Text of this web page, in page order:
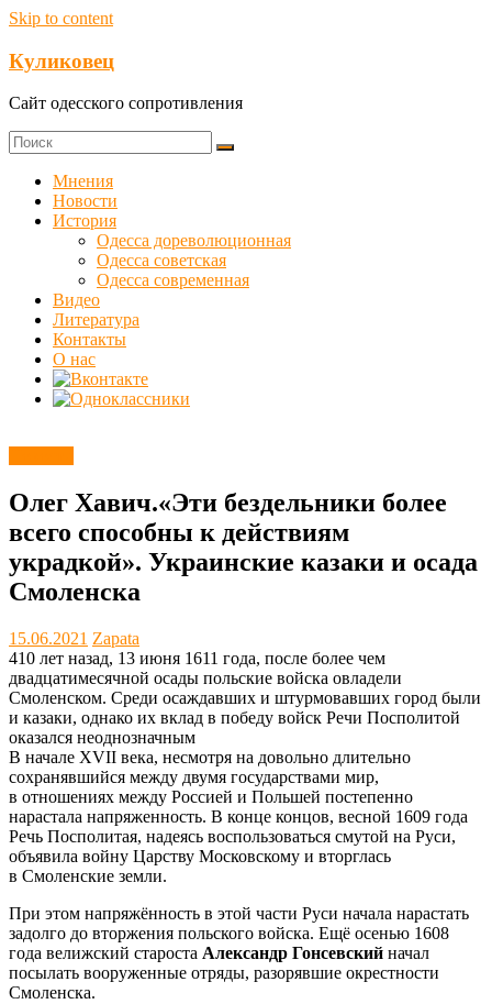
Skip to content
Куликовец
Сайт одесского сопротивления
Мнения
Новости
История
Одесса дореволюционная
Одесса советская
Одесса современная
Видео
Литература
Контакты
О нас
Олег Хавич.«Эти бездельники более
всего способны к действиям
украдкой». Украинские казаки и осада
Смоленска
15.06.2021 Zapata
410 лет назад, 13 июня 1611 года, после более чем
двадцатимесячной осады польские войска овладели
Смоленском. Среди осаждавших и штурмовавших город были
и казаки, однако их вклад в победу войск Речи Посполитой
оказался неоднозначным
В начале XVII века, несмотря на довольно длительно
сохранявшийся между двумя государствами мир,
в отношениях между Россией и Польшей постепенно
нарастала напряженность. В конце концов, весной 1609 года
Речь Посполитая, надеясь воспользоваться смутой на Руси,
объявила войну Царству Московскому и вторглась
в Смоленские земли.
При этом напряжённость в этой части Руси начала нарастать
задолго до вторжения польского войска. Ещё осенью 1608
года велижский староста Александр Гонсевский начал
посылать вооруженные отряды, разорявшие окрестности
Смоленска.